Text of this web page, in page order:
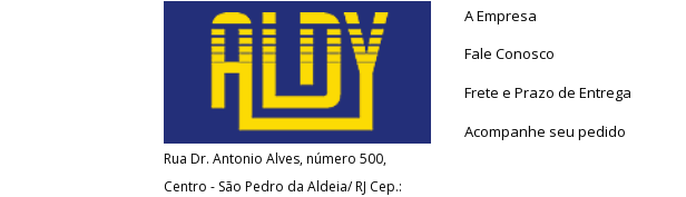
Rua Dr. Antonio Alves, número 500,
Centro - São Pedro da Aldeia/ RJ Cep.:
A Empresa
Fale Conosco
Frete e Prazo de Entrega
Acompanhe seu pedido